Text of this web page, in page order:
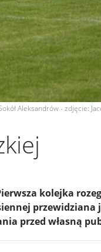
Aleksandrów - zdjęcie:
kolejka
przewidziana
przed własną